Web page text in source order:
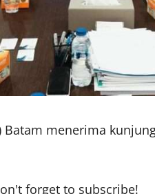
menerima
forget to subscribe!